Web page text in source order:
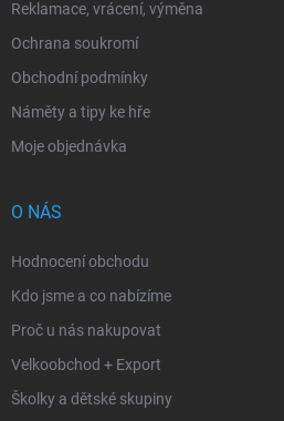
Reklamace, vrácení, výměna
Ochrana soukromí
Obchodní podmínky
Náměty a tipy ke hře
Moje objednávka
O NÁS
Hodnocení obchodu
Kdo jsme a co nabízíme
Proč u nás nakupovat
Velkoobchod + Export
Školky a dětské skupiny